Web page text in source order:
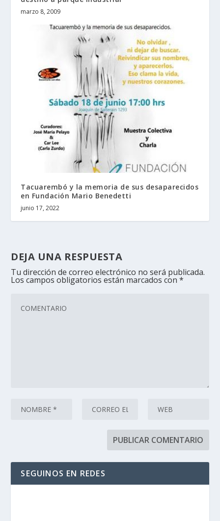
marzo 8, 2009
Tacuarembó y la memoria de sus desaparecidos
en Fundación Mario Benedetti
junio 17, 2022
DEJA UNA RESPUESTA
Tu dirección de correo electrónico no será publicada.
Los campos obligatorios están marcados con*
SEGUINOS EN REDES